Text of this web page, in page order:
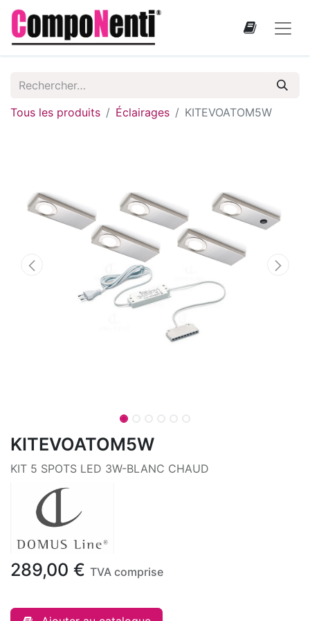
Tous les produits Éclairages KITEVOATOM5W
KITEVOATOM5W
KIT 5 SPOTS LED 3W-BLANC CHAUD
289,00 € TVA comprise